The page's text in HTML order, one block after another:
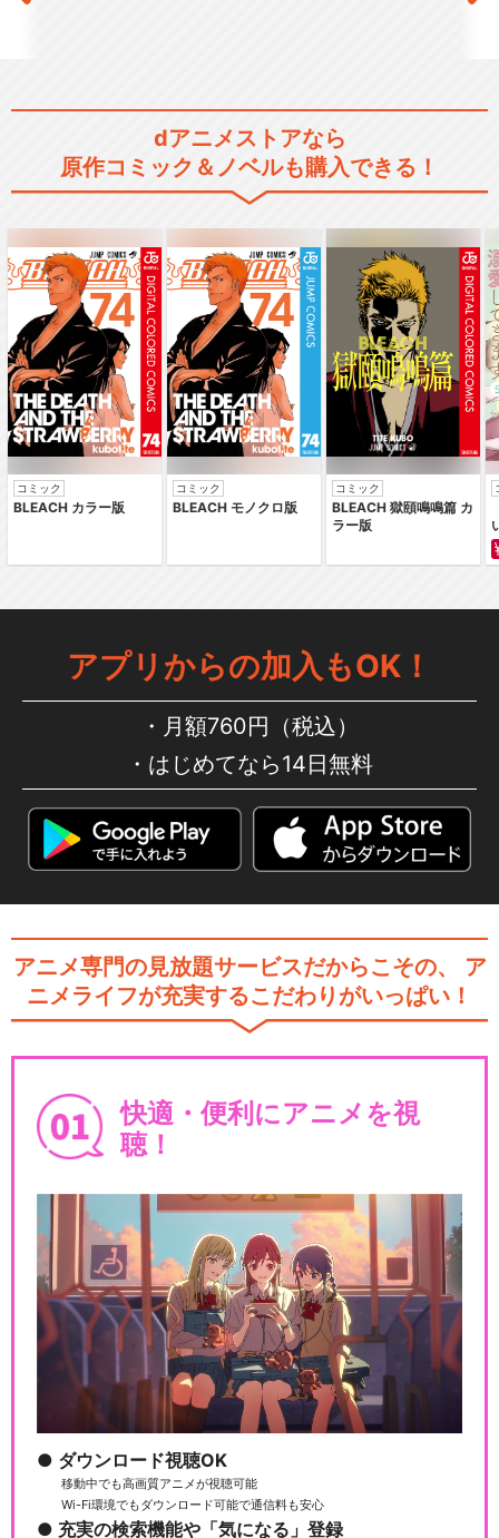
頭文字[イニシャル]D to the N
ext…
頭文字[イニシャル]D Fourth
Stage
頭文字[イニシャル]D Battle S
tag…
頭文字[イニシャル]D Extra S
頭文字[イニシャル]D Fifth St
age
頭文字[イニシャル]D Final St
age
D Legend…
新劇場版 頭文字[イニシャル]
新劇場版 頭文字[イニシャル]
D Legend…
新劇場版 頭文字[イニシャル]
D BATTLE…
新劇場版 頭文字[イニシャル]
D BATTLE…
dアニメストアなら
原作コミック＆ノベルも購入できる！
コミック
BLEACH カラー版
コミック
BLEACH モノクロ版
コミック
BLEACH 獄頤鳴鳴篇 カ
ラー版
アプリからの加入もOK！
月額760円（税込）
はじめてなら14日無料
アニメ専門の見放題サービスだからこその、
ア
ニメライフが充実するこだわりがいっぱい！
快適・便利にアニメを視
聴！
ダウンロード視聴OK
移動中でも高画質アニメが視聴可能
Wi-Fi環境でもダウンロード可能で通信料も安心
充実の検索機能や「気になる」登録